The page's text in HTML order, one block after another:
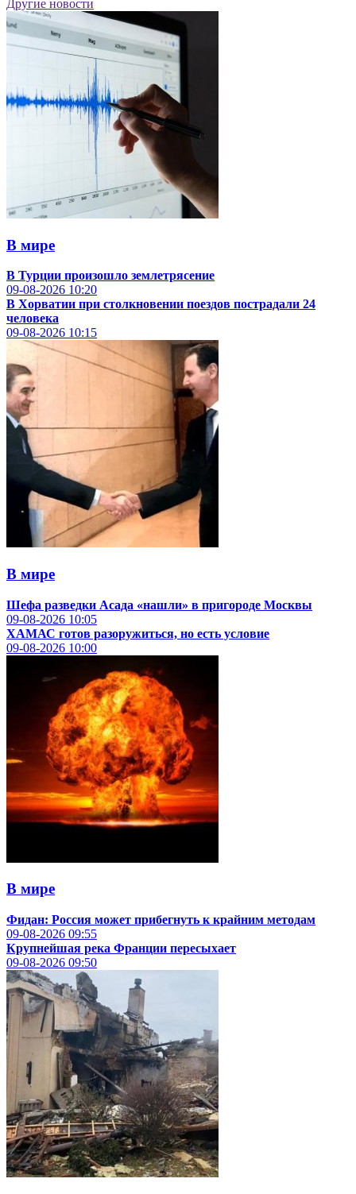
Другие новости
В мире
В Турции произошло землетрясение
09-08-2026 10:20
В Хорватии при столкновении поездов пострадали 24
человека
09-08-2026 10:15
В мире
Шефа разведки Асада «нашли» в пригороде Москвы
09-08-2026 10:05
ХАМАС готов разоружиться, но есть условие
09-08-2026 10:00
В мире
Фидан: Россия может прибегнуть к крайним методам
09-08-2026 09:55
Крупнейшая река Франции пересыхает
09-08-2026 09:50